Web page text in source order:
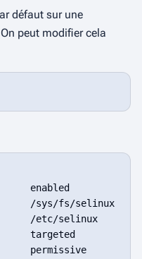
défaut sur une
peut modifier cela
enabled
/sys/fs/selinux
/etc/selinux
targeted
permissive